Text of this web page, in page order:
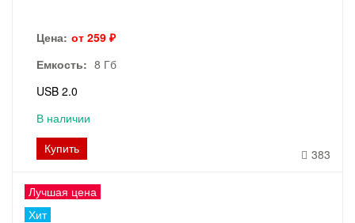
Цена: от 259 ₽
Емкость: 8 Гб
USB 2.0
В наличии
Купить
383
Лучшая цена
Хит